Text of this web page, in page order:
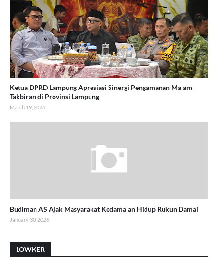
Ketua DPRD Lampung Apresiasi Sinergi Pengamanan Malam
Takbiran di Provinsi Lampung
March 19, 2026
Budiman AS Ajak Masyarakat Kedamaian Hidup Rukun Damai
January 30, 2026
LOWKER